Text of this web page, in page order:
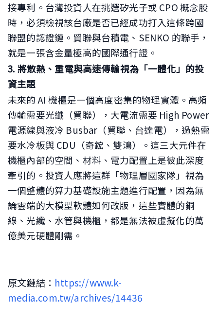
接專利。台灣投資人在挑選矽光子或 CPO 概念股
時，必須檢視該台廠是否已經成功打入這條跨國
聯盟的認證鏈。貿聯與台積電、SENKO 的聯手，
就是一張含金量極高的國際通行證。
3. 將散熱、重電與高速傳輸視為「一體化」的投
資主題
未來的 AI 機櫃是一個高度密集的物理實體。高頻
傳輸需要光纖（貿聯），大電流需要 High Power
電源線與液冷 Busbar（貿聯、台達電），過熱需
要水冷板與 CDU（奇鋐、雙鴻）。這三大元件在
機櫃內部的空間、材料、電力配置上是彼此深度
牽引的。投資人應將這群「物理層國家隊」視為
一個整體的算力基礎設施主題進行配置，因為無
論雲端的大模型軟體如何改版，這些實體的銅
線、光纖、水管與機櫃，都是無法被虛擬化的萬
億美元硬體剛需。
原文鏈結： https://www.k-
media.com.tw/archives/14436